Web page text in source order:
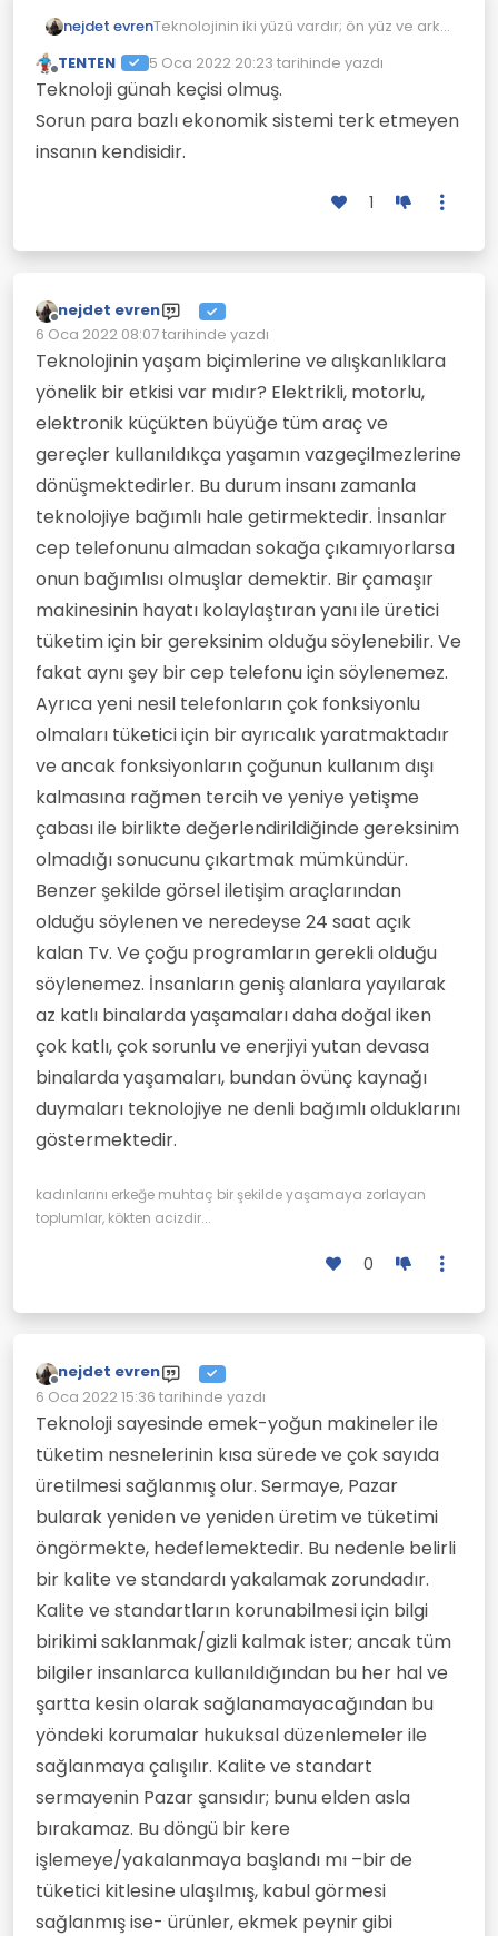
nejdet evrenTeknolojinin iki yüzü vardır; ön yüz ve arka
cilalanmış ve parlak görünen yüzüdür,
arka yüzü ise karanlık ve kaotik bir
yüzdür. Çok değil, bundan kırk-elli yıl
önce her eve günlük en az bir gazete
alınıp okunması bir gereksinim olarak
tartışmak ayrı bir konuya girdiğinden bu
haberdar olmak istemekteydiler. Aynı
şekilde basılı eserleri, kitap, mecmua,
dergileri okuma oranı da bir o kadar
fazla ve önemsenmekteydi. Adete alaylı
ve mektepli tabirinde olduğu gibi okuyan
ve okumayanlar ayrışmaktaydılar.
İnsanlar arası iletişimde ilkel
sayılabilecek araçlarla telefon
görüşmeleri kesik-kesik
yapılabilmekteydi ve çoğunlukla bir
edebiyat/felsefi metinler sayılabilecek
mektuplaşmalar yolu ile uzaklara
ulaşılabilmekteydi. Teknoloji son yüz yılda
yaptığı sıçrama ile on-binlerce yıllık
sıçramasından kat-be-kat fazlasını
gerçekleştirmiştir. Öküzün sabana
koşulması ve buharın makineye
uyarlanmasından sonraki en büyük
sıçramalardan biri olduğu su götürmez
bir gerçekliktir. Zamanla dijital-teknoloji
ile görsel-teknolojinin devasa adımları
karşısında gazeteler daha az alınmaya,
kitaplar daha az okunmaya başlanmıştır.
Mektuplar hak-getire...sanal dünyanın
yaratıcılığı tüm ilişkileri sanallaştırmaya
başlamıştır. Dayanıklı ve dayanıksız
tüketim maddelerinin alım-satımı da
sanal aleme taşınmış ve insan kitleleri
oturdukları yere adeta pasif bir şekilde
hapsedilmiştir. Bu edimsizlik insan
kitlelerini rahatsız etmemektedir; -çünkü
teknolojinin ön-yüzü parlaktır,- tam
tersine oturduğu yerden her şeye
ulaşabilmenin keyfi insana cazip ve
eğlenceli gelmektedir. Bir yandan işsizler
ordusu yaratılırken öbür yandan klavye
başında evde-iş-yönetimi cazibesi ile
insanların tüm zamanları ellerinden
alınmış ve yeni tür emek-sömürüsü
yöntemleri geliştirilmiştir.
Çevrimdışı
TENTEN 5 Oca 2022 20:23 tarihinde yazdı
Son düzenleyen:
Teknoloji günah keçisi olmuş.
Sorun para bazlı ekonomik sistemi terk etmeyen
insanın kendisidir.
1
Çevrimdışı
nejdet evren
6 Oca 2022 08:07tarihinde yazdı
Son düzenleyen:
Teknolojinin yaşam biçimlerine ve alışkanlıklara
yönelik bir etkisi var mıdır? Elektrikli, motorlu,
elektronik küçükten büyüğe tüm araç ve
gereçler kullanıldıkça yaşamın vazgeçilmezlerine
dönüşmektedirler. Bu durum insanı zamanla
teknolojiye bağımlı hale getirmektedir. İnsanlar
cep telefonunu almadan sokağa çıkamıyorlarsa
onun bağımlısı olmuşlar demektir. Bir çamaşır
makinesinin hayatı kolaylaştıran yanı ile üretici
tüketim için bir gereksinim olduğu söylenebilir. Ve
fakat aynı şey bir cep telefonu için söylenemez.
Ayrıca yeni nesil telefonların çok fonksiyonlu
olmaları tüketici için bir ayrıcalık yaratmaktadır
ve ancak fonksiyonların çoğunun kullanım dışı
kalmasına rağmen tercih ve yeniye yetişme
çabası ile birlikte değerlendirildiğinde gereksinim
olmadığı sonucunu çıkartmak mümkündür.
Benzer şekilde görsel iletişim araçlarından
olduğu söylenen ve neredeyse 24 saat açık
kalan Tv. Ve çoğu programların gerekli olduğu
söylenemez. İnsanların geniş alanlara yayılarak
az katlı binalarda yaşamaları daha doğal iken
çok katlı, çok sorunlu ve enerjiyi yutan devasa
binalarda yaşamaları, bundan övünç kaynağı
duymaları teknolojiye ne denli bağımlı olduklarını
göstermektedir.
kadınlarını erkeğe muhtaç bir şekilde yaşamaya zorlayan
toplumlar, kökten acizdir...
0
Çevrimdışı
nejdet evren
6 Oca 2022 15:36 tarihinde yazdı
Son düzenleyen:
Teknoloji sayesinde emek-yoğun makineler ile
tüketim nesnelerinin kısa sürede ve çok sayıda
üretilmesi sağlanmış olur. Sermaye, Pazar
bularak yeniden ve yeniden üretim ve tüketimi
öngörmekte, hedeflemektedir. Bu nedenle belirli
bir kalite ve standardı yakalamak zorundadır.
Kalite ve standartların korunabilmesi için bilgi
birikimi saklanmak/gizli kalmak ister; ancak tüm
bilgiler insanlarca kullanıldığından bu her hal ve
şartta kesin olarak sağlanamayacağından bu
yöndeki korumalar hukuksal düzenlemeler ile
sağlanmaya çalışılır. Kalite ve standart
sermayenin Pazar şansıdır; bunu elden asla
bırakamaz. Bu döngü bir kere
işlemeye/yakalanmaya başlandı mı –bir de
tüketici kitlesine ulaşılmış, kabul görmesi
sağlanmış ise- ürünler, ekmek peynir gibi